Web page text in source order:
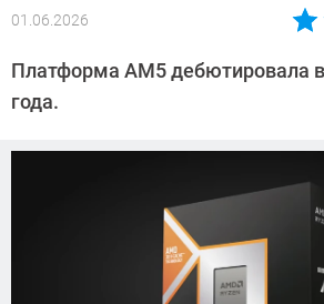
01.06.2026
Автор:
Калашников
Платформа AM5 дебютировала
года.